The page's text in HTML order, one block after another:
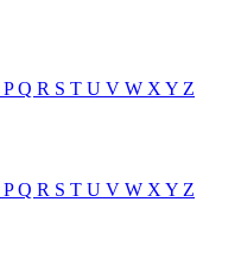
PQ R S T U V W XY Z
PQ R S T U V W X Y Z